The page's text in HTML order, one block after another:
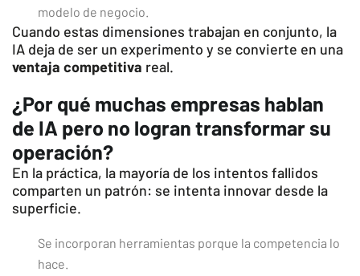
modelo de negocio.
Cuando estas dimensiones trabajan en conjunto, la
IA deja de ser un experimento y se convierte en una
ventaja competitiva real.
¿Por qué muchas empresas hablan
de IA pero no logran transformar su
operación?
En la práctica, la mayoría de los intentos fallidos
comparten un patrón: se intenta innovar desde la
superficie.
Se incorporan herramientas porque la competencia lo
hace.